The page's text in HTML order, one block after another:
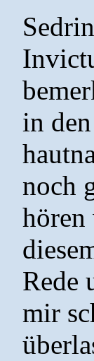
in
noch
hören
Rede
mir